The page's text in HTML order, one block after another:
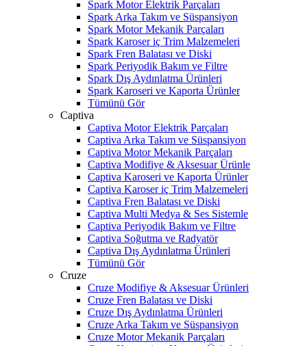
Spark Motor Elektrik Parçaları
Spark Arka Takım ve Süspansiyon
Spark Motor Mekanik Parçaları
Spark Karoser iç Trim Malzemeleri
Spark Fren Balatası ve Diski
Spark Periyodik Bakım ve Filtre
Spark Dış Aydınlatma Ürünleri
Spark Karoseri ve Kaporta Ürünler
Tümünü Gör
Captiva
Captiva Motor Elektrik Parçaları
Captiva Arka Takım ve Süspansiyon
Captiva Motor Mekanik Parçaları
Captiva Modifiye & Aksesuar Ürünle
Captiva Karoseri ve Kaporta Ürünler
Captiva Karoser iç Trim Malzemeleri
Captiva Fren Balatası ve Diski
Captiva Multi Medya & Ses Sistemle
Captiva Periyodik Bakım ve Filtre
Captiva Soğutma ve Radyatör
Captiva Dış Aydınlatma Ürünleri
Tümünü Gör
Cruze
Cruze Modifiye & Aksesuar Ürünleri
Cruze Fren Balatası ve Diski
Cruze Dış Aydınlatma Ürünleri
Cruze Arka Takım ve Süspansiyon
Cruze Motor Mekanik Parçaları